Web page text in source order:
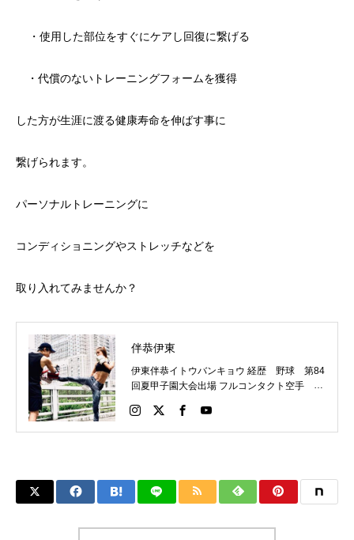
・使用した部位をすぐにケアし回復に繋げる
・代償のないトレーニングフォームを獲得
した方が生涯に渡る健康寿命を伸ばす事に
繋げられます。
パーソナルトレーニングに
コンディショニングやストレッチなどを
取り入れてみませんか？
伴恭伊東
伊東伴恭イトウバンキョウ 経歴 野球 第84
回夏甲子園大会出場 フルコンタクト空手 日
パーライト級新人王 FOKウェルター級王者
WMCライト級日本王者 トレーニング依頼は